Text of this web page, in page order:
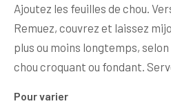
Ajoutez les feuilles de chou.
Remuez, couvrez et laissez
plus ou moins longtemps,
chou croquant ou fondant.
Pour varier